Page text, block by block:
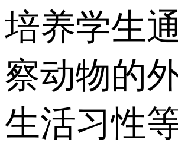
培养学生
察动物的外
生活习性